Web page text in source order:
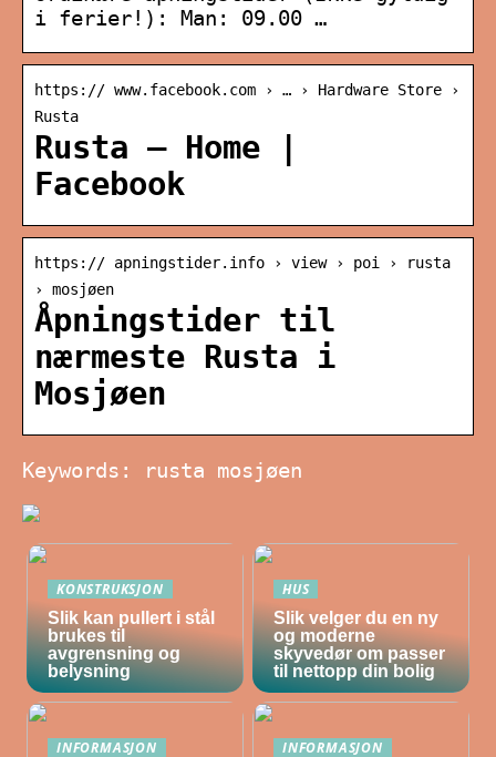
i ferier!): Man: 09.00 …
https:// www.facebook.com › … › Hardware Store ›
Rusta
Rusta – Home |
Facebook
https:// apningstider.info › view › poi › rusta
› mosjøen
Åpningstider til
nærmeste Rusta i
Mosjøen
Keywords: rusta mosjøen
KONSTRUKSJON
Slik kan pullert i stål
brukes til
avgrensning og
belysning
HUS
Slik velger du en ny
og moderne
skyvedør om passer
til nettopp din bolig
INFORMASJON INFORMASJON